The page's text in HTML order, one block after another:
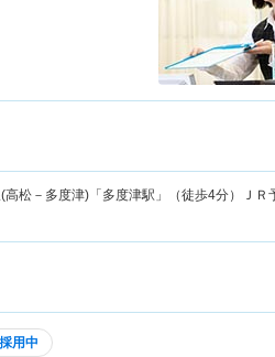
(高松－多度津)「多度津駅」（徒歩4分）ＪＲ
用中